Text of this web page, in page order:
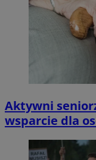
Aktywni
wsparcie dla